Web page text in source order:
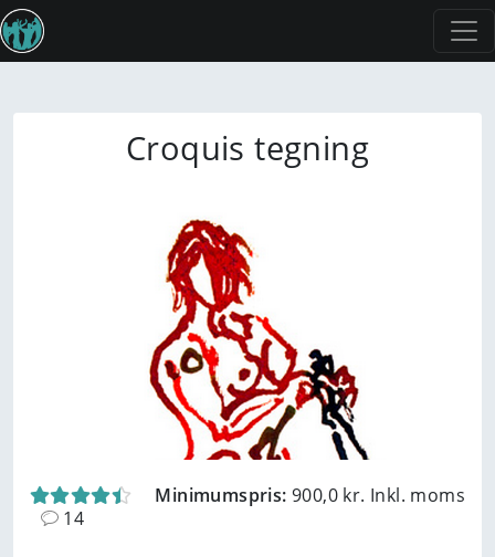
Croquis tegning
Minimumspris: 900,0 kr. Inkl. moms
14